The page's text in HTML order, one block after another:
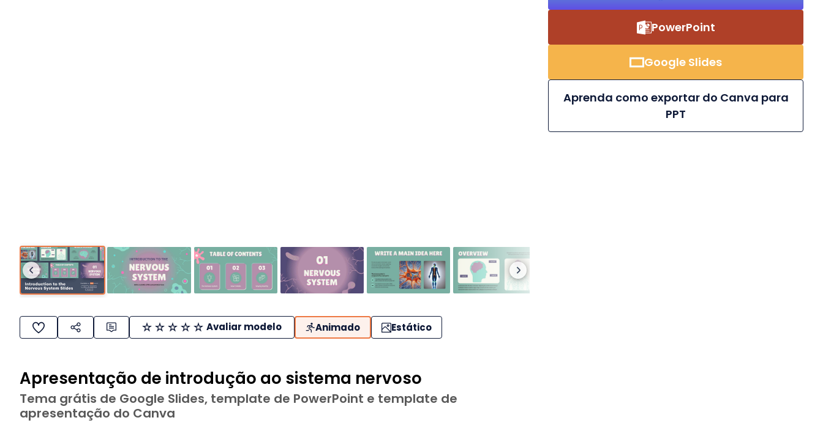
Avaliar modelo Animado Estático
Apresentação de introdução ao sistema nervoso
Tema grátis de Google Slides, template de PowerPoint e template de
apresentação do Canva
PowerPoint
Google Slides
Aprenda como exportar do Canva para
PPT